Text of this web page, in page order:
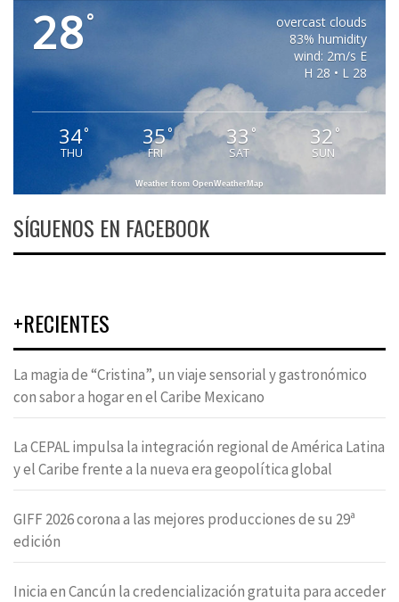
28°
overcast clouds
83% humidity
wind: 2m/s E
H 28 • L 28
34°
THU
35°
FRI
33 °
SAT
32 °
SUN
Weather from OpenWeatherMap
SÍGUENOS EN FACEBOOK
+RECIENTES
La magia de “Cristina”, un viaje sensorial y gastronómico
con sabor a hogar en el Caribe Mexicano
La CEPAL impulsa la integración regional de América Latina
y el Caribe frente a la nueva era geopolítica global
GIFF 2026 corona a las mejores producciones de su 29ª
edición
Inicia en Cancún la credencialización gratuita para acceder